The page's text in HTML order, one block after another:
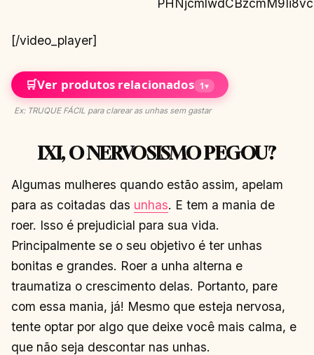
[/video_player]
🛒Ver produtos relacionados 1▾
Ex: TRUQUE FÁCIL para clarear as unhas sem gastar
IXI, O NERVOSISMO PEGOU?
Algumas mulheres quando estão assim, apelam
para as coitadas das unhas. E tem a mania de
roer. Isso é prejudicial para sua vida.
Principalmente se o seu objetivo é ter unhas
bonitas e grandes. Roer a unha alterna e
traumatiza o crescimento delas. Portanto, pare
com essa mania, já! Mesmo que esteja nervosa,
tente optar por algo que deixe você mais calma, e
que não seja descontar nas unhas.